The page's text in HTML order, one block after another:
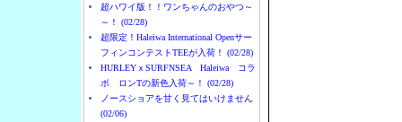
超ハワイ版！！ワンちゃんのおやつ～
～！ (02/28)
超限定！Haleiwa International Openサー
フィンコンテストTEEが入荷！ (02/28)
HURLEYｘSURFNSEA Haleiwa コラ
ボ ロンTの新色入荷～！ (02/28)
ノースショアを甘く見てはいけません
(02/06)